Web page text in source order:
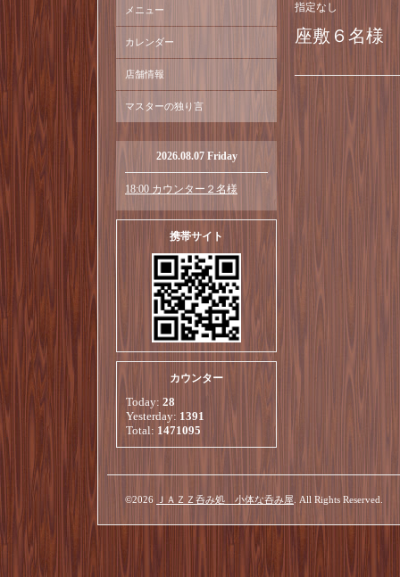
指定なし
座敷６名様
メニュー
カレンダー
店舗情報
マスターの独り言
2026.08.07 Friday
18:00 カウンター２名様
携帯サイト
カウンター
Today: 28
Yesterday: 1391
Total: 1471095
©2026 ＪＡＺＺ呑み処 小体な呑み屋 . All Rights Reserved.